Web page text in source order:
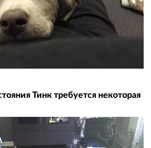
Тинк требуется некоторая